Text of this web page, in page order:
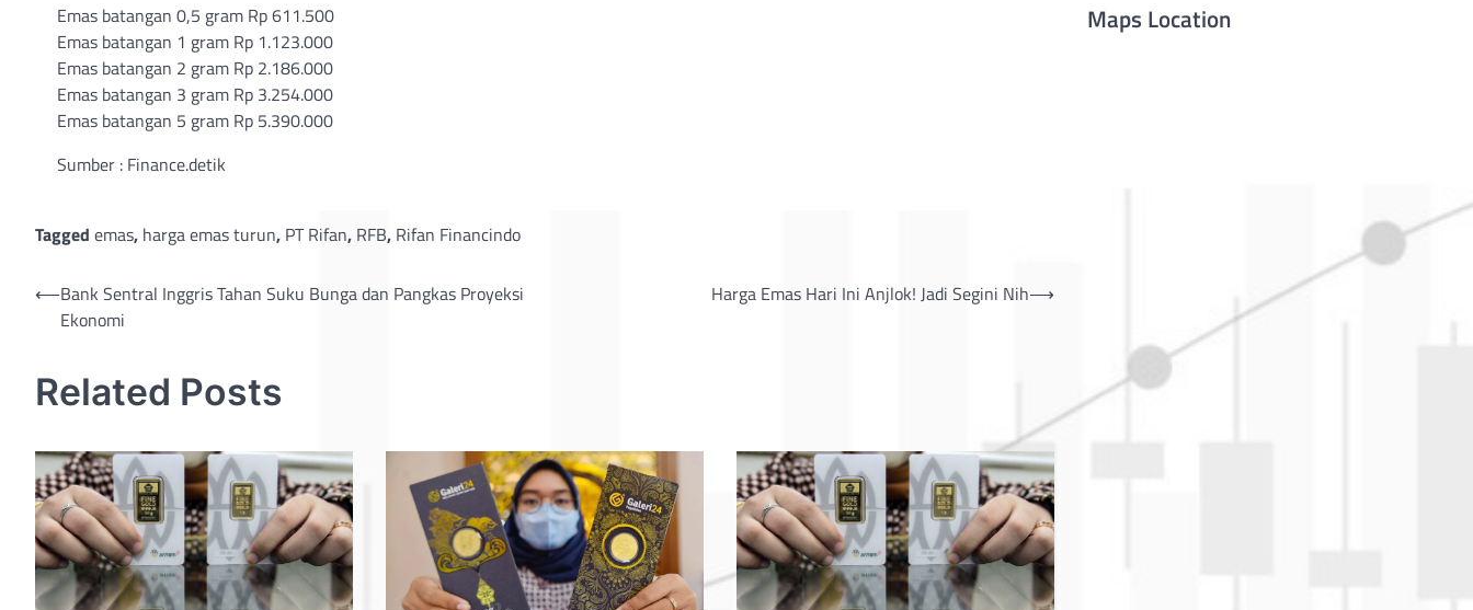
Emas batangan 0,5 gram Rp 611.500
Emas batangan 1 gram Rp 1.123.000
Emas batangan 2 gram Rp 2.186.000
Emas batangan 3 gram Rp 3.254.000
Emas batangan 5 gram Rp 5.390.000
Sumber : Finance.detik
Tagged emas, harga emas turun, PT Rifan, RFB, Rifan Financindo
Post
navigation
⟵Bank Sentral Inggris Tahan Suku Bunga dan Pangkas Proyeksi
Ekonomi
Harga Emas Hari Ini Anjlok! Jadi Segini Nih⟶
Related Posts
Maps Location